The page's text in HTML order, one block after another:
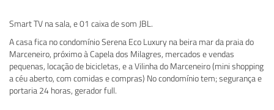
Smart TV na sala, e 01 caixa de som JBL.
A casa fica no condomínio Serena Eco Luxury na beira mar da praia do
Marceneiro, próximo à Capela dos Milagres, mercados e vendas
pequenas, locação de bicicletas, e a Vilinha do Marceneiro (mini shopping
a céu aberto, com comidas e compras) No condomínio tem; segurança e
portaria 24 horas, gerador full.